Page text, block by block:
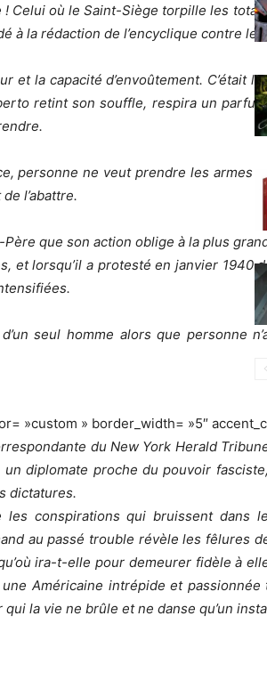
Celui où le Saint-Siège torpille les
à la rédaction de l’encyclique contre le
et la capacité d’envoûtement. C’était
retint son souffle, respira un
personne ne veut prendre les armes
l’abattre.
que son action oblige à la plus
et lorsqu’il a protesté en janvier 1940
seul homme alors que personne
»custom » border_width= »5″
du New York Herald
diplomate proche du pouvoir
dictatures.
conspirations qui bruissent dans
au passé trouble révèle les fêlures
ira-t-elle pour demeurer fidèle à
Américaine intrépide et
la vie ne brûle et ne danse qu’un